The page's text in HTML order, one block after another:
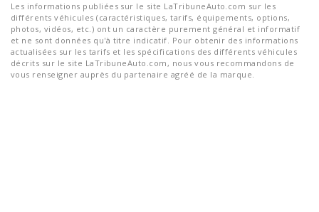
Les informations publiées sur le site LaTribuneAuto.com sur les
différents véhicules (caractéristiques, tarifs, équipements, options,
photos, vidéos, etc.) ont un caractère purement général et informatif
et ne sont données qu'à titre indicatif. Pour obtenir des informations
actualisées sur les tarifs et les spécifications des différents véhicules
décrits sur le site LaTribuneAuto.com, nous vous recommandons de
vous renseigner auprès du partenaire agréé de la marque.